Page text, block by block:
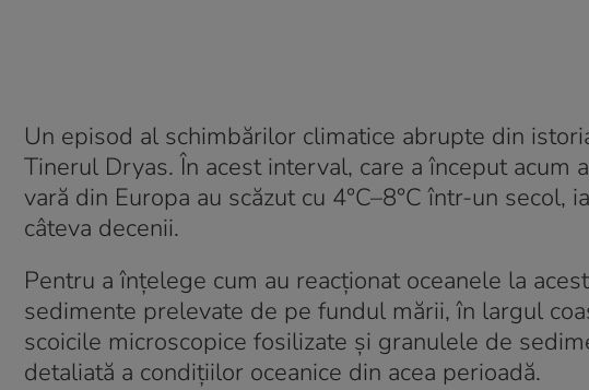
Un episod al schimbărilor climatice abrupte din
Tinerul Dryas. În acest interval, care a început
vară din Europa au scăzut cu 4°C–8°C într-un secol,
câteva decenii.
Pentru a înțelege cum au reacționat oceanele la
sedimente prelevate de pe fundul mării, în largul
scoicile microscopice fosilizate și granulele de
detaliată a condițiilor oceanice din acea perioadă.